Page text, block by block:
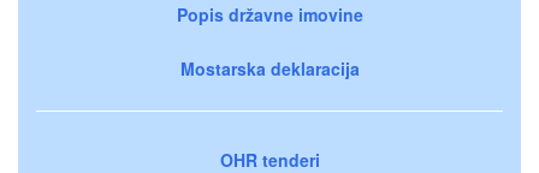
Popis državne imovine
Mostarska deklaracija
OHR tenderi